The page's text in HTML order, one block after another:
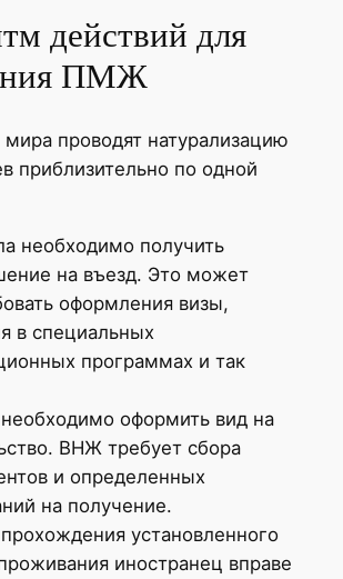
действий для
ПМЖ
проводят натурализацию
приблизительно по одной
необходимо получить
на въезд. Это может
оформления визы,
в специальных
программах и так
оформить вид на
ВНЖ требует сбора
и определенных
на получение.
установленного
иностранец вправе